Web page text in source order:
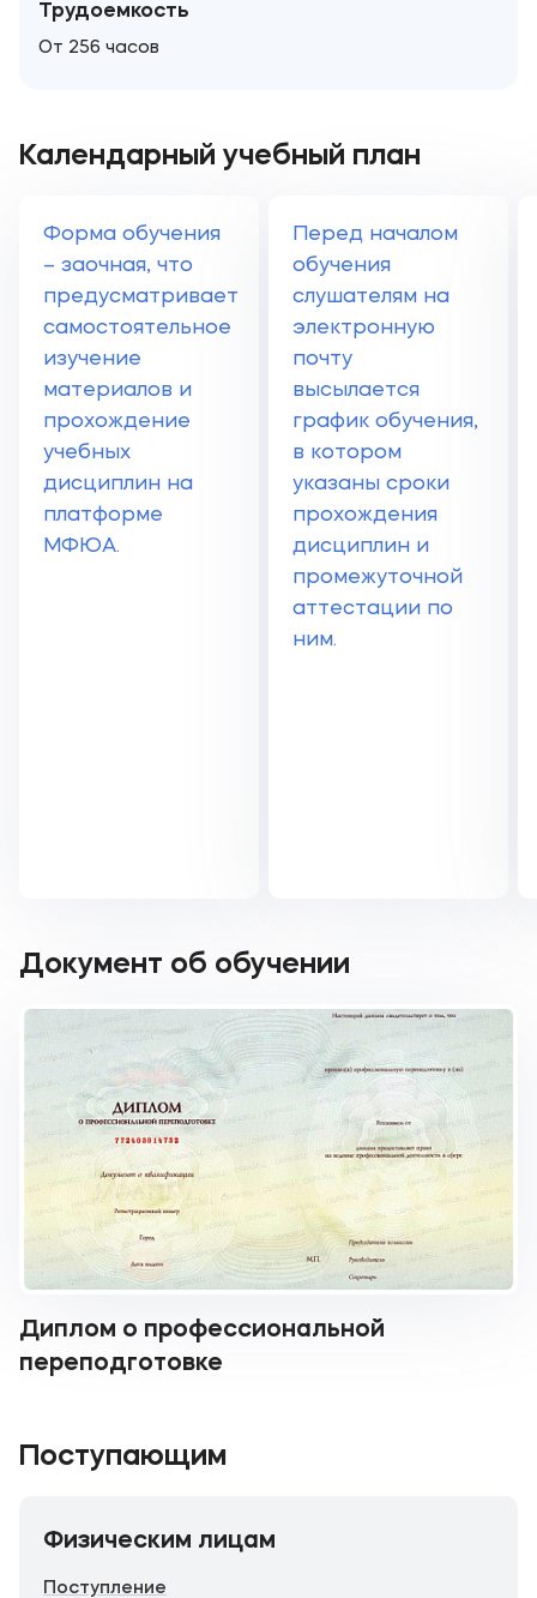
Трудоемкость
От 256 часов
Календарный учебный план
Форма обучения
– заочная, что
предусматривает
самостоятельное
изучение
материалов и
прохождение
учебных
дисциплин на
платформе
МФЮА.
Перед началом
обучения
слушателям на
электронную
почту
высылается
график обучения,
в котором
указаны сроки
прохождения
дисциплин и
промежуточной
аттестации по
ним.
Документ об обучении
Диплом о профессиональной
переподготовке
Поступающим
Физическим лицам
Поступление